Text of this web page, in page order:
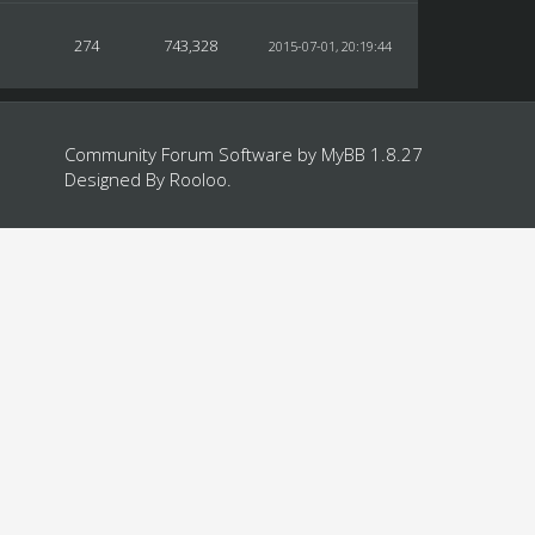
274 743,328 2015-07-01, 20:19:44
Community Forum Software by MyBB 1.8.27
Designed By Rooloo.